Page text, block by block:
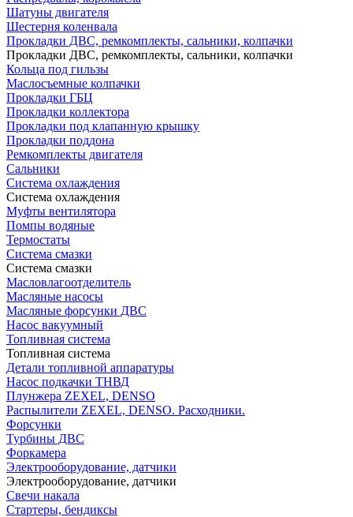
Шатуны двигателя
Шестерня коленвала
Прокладки ДВС, ремкомплекты, сальники, колпачки
Прокладки ДВС, ремкомплекты, сальники, колпачки
Кольца под гильзы
Маслосъемные колпачки
Прокладки ГБЦ
Прокладки коллектора
Прокладки под клапанную крышку
Прокладки поддона
Ремкомплекты двигателя
Сальники
Система охлаждения
Система охлаждения
Муфты вентилятора
Помпы водяные
Термостаты
Система смазки
Система смазки
Масловлагоотделитель
Масляные насосы
Масляные форсунки ДВС
Насос вакуумный
Топливная система
Топливная система
Детали топливной аппаратуры
Насос подкачки ТНВД
Плунжера ZEXEL, DENSO
Распылители ZEXEL, DENSO. Расходники.
Форсунки
Турбины ДВС
Форкамера
Электрооборудование, датчики
Электрооборудование, датчики
Свечи накала
Стартеры, бендиксы